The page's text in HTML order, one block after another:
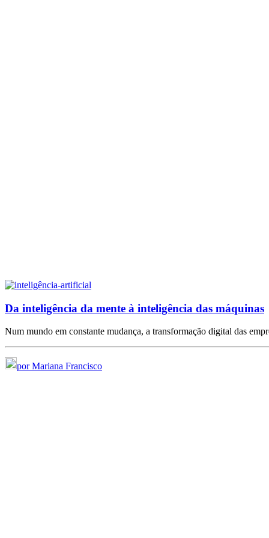
Da inteligência da mente à inteligência das máquinas
Num mundo em constante mudança, a transformação digital das
por Mariana Francisco